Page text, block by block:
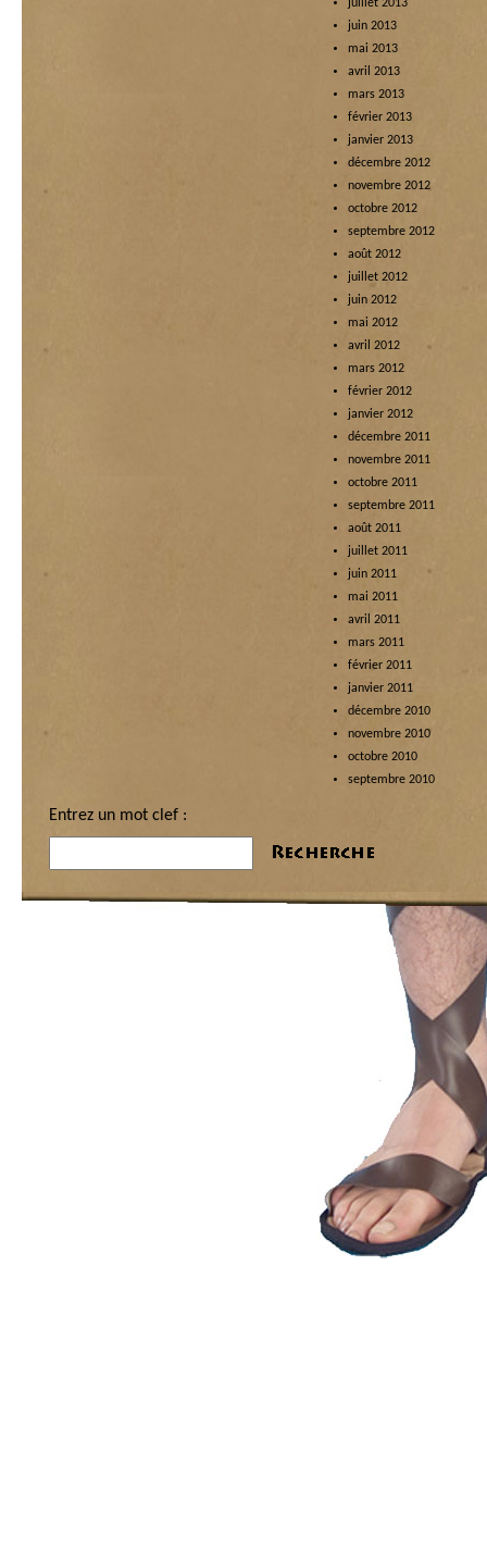
juillet 2013
juin 2013
mai 2013
avril 2013
mars 2013
février 2013
janvier 2013
décembre 2012
novembre 2012
octobre 2012
septembre 2012
août 2012
juillet 2012
juin 2012
mai 2012
avril 2012
mars 2012
février 2012
janvier 2012
décembre 2011
novembre 2011
octobre 2011
septembre 2011
août 2011
juillet 2011
juin 2011
mai 2011
avril 2011
mars 2011
février 2011
janvier 2011
décembre 2010
novembre 2010
octobre 2010
septembre 2010
Entrez un mot clef :